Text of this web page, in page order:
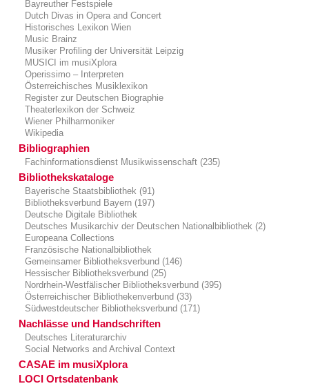
Bayreuther Festspiele
Dutch Divas in Opera and Concert
Historisches Lexikon Wien
Music Brainz
Musiker Profiling der Universität Leipzig
MUSICI im musiXplora
Operissimo – Interpreten
Österreichisches Musiklexikon
Register zur Deutschen Biographie
Theaterlexikon der Schweiz
Wiener Philharmoniker
Wikipedia
Bibliographien
Fachinformationsdienst Musikwissenschaft (235)
Bibliothekskataloge
Bayerische Staatsbibliothek (91)
Bibliotheksverbund Bayern (197)
Deutsche Digitale Bibliothek
Deutsches Musikarchiv der Deutschen Nationalbibliothek (2)
Europeana Collections
Französische Nationalbibliothek
Gemeinsamer Bibliotheksverbund (146)
Hessischer Bibliotheksverbund (25)
Nordrhein-Westfälischer Bibliotheksverbund (395)
Österreichischer Bibliothekenverbund (33)
Südwestdeutscher Bibliotheksverbund (171)
Nachlässe und Handschriften
Deutsches Literaturarchiv
Social Networks and Archival Context
CASAE im musiXplora
LOCI Ortsdatenbank